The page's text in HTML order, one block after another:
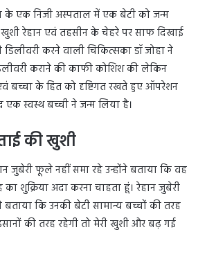
एक निजी अस्पताल में एक बेटी को जन्म
खुशी रेहान एवं तहसीन के चेहरे पर साफ दिखाई
करने वाली चिकित्सका डॉ जोहा ने
कराने की काफी कोशिश की लेकिन
बच्चा के हित को दृष्टिगत रखते हुए ऑपरेशन
स्वस्थ बच्ची ने जन्म लिया है।
की खुशी
जुबेरी फूले नहीं समा रहे उन्होंने बताया कि वह
शुक्रिया अदा करना चाहता हूं। रेहान जुबेरी
बताया कि उनकी बेटी सामान्य बच्चों की तरह
की तरह रहेगी तो मेरी खुशी और बढ़ गई